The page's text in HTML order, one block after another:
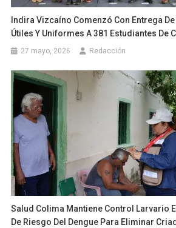
Indira Vizcaíno Comenzó Con Entrega
Útiles Y Uniformes A 381 Estudiantes De
27 mayo, 2026 Redacción
Salud Colima Mantiene Control Larvario
De Riesgo Del Dengue Para Eliminar